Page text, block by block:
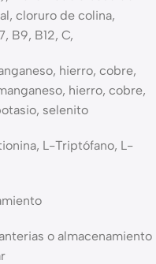
cloruro de colina,
B9, B12, C,
hierro, cobre,
hierro, cobre,
selenito
L-Triptófano, L-
o almacenamiento